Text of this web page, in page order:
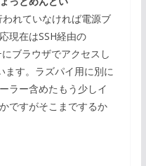
れていなければ電源ブ
現在はSSH経由の
ブラウザでアクセスし
す。ラズパイ用に別に
ラー含めたもう少しイ
ですがそこまでするか